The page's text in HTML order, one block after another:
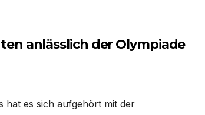
anlässlich der Olympiade
hat es sich aufgehört mit der